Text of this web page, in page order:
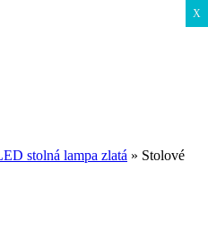
stolná lampa zlatá » Stolové
X